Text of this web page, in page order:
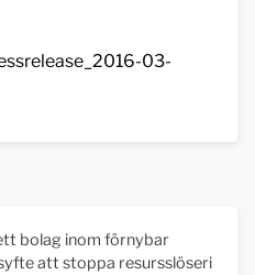
03-
bolag inom förnybar
att stoppa resursslöseri